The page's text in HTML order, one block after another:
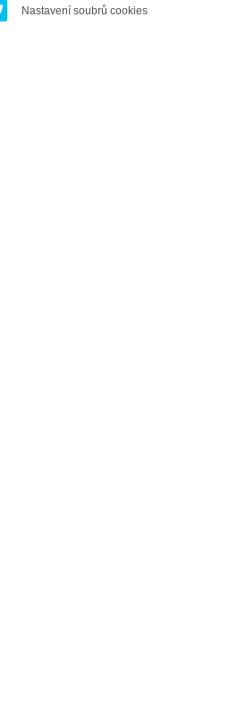
Nastavení soubrů cookies